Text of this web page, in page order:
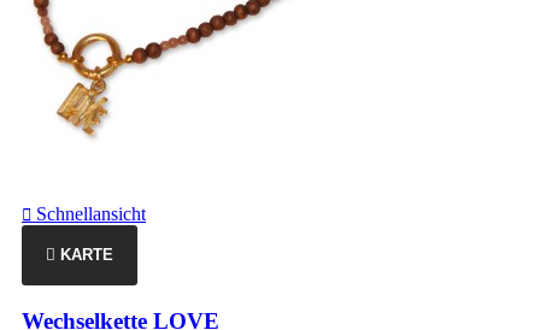
Schnellansicht
 KARTE
Wechselkette LOVE